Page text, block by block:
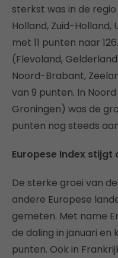
sterkst was in de
Holland, Zuid-
met 11 punten naar
(Flevoland,
Noord-Brabant,
van 9 punten. In
Groningen) was de
punten nog steeds
Europese Index stijgt
De sterke groei van
andere Europese
gemeten. Met name
de daling in januari en
punten. Ook in